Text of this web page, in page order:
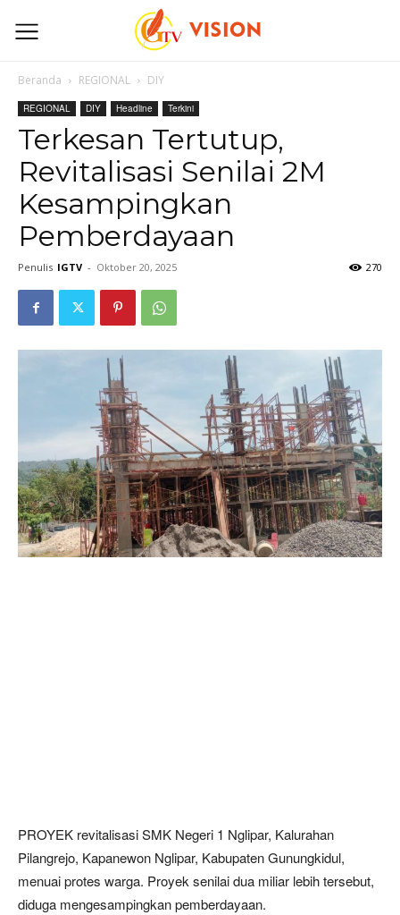
Beranda REGIONAL DIY
REGIONAL DIY Headline Terkini
Terkesan Tertutup,
Revitalisasi Senilai 2M
Kesampingkan
Pemberdayaan
Penulis IGTV - Oktober 20, 2025 270
PROYEK revitalisasi SMK Negeri 1 Nglipar, Kalurahan
Pilangrejo, Kapanewon Nglipar, Kabupaten Gunungkidul,
menuai protes warga. Proyek senilai dua miliar lebih tersebut,
diduga mengesampingkan pemberdayaan.